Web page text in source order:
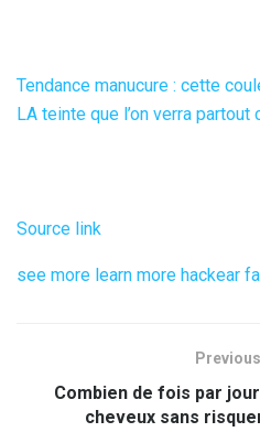
Tendance manucure : cette
LA teinte que l’on verra
Source link
see more learn more hackear
Combien de fois par
cheveux sans